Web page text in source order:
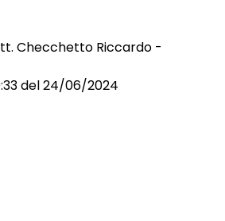
Checchetto Riccardo -
del 24/06/2024